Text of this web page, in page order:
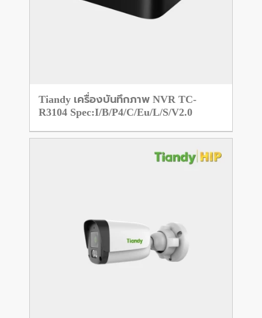
Tiandy เครื่องบันทึกภาพ NVR TC-
R3104 Spec:I/B/P4/C/Eu/L/S/V2.0